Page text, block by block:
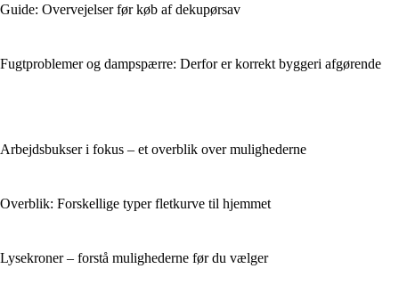
Guide: Overvejelser før køb af dekupørsav
Fugtproblemer og dampspærre: Derfor er korrekt byggeri afgørende
Arbejdsbukser i fokus – et overblik over mulighederne
Overblik: Forskellige typer fletkurve til hjemmet
Lysekroner – forstå mulighederne før du vælger